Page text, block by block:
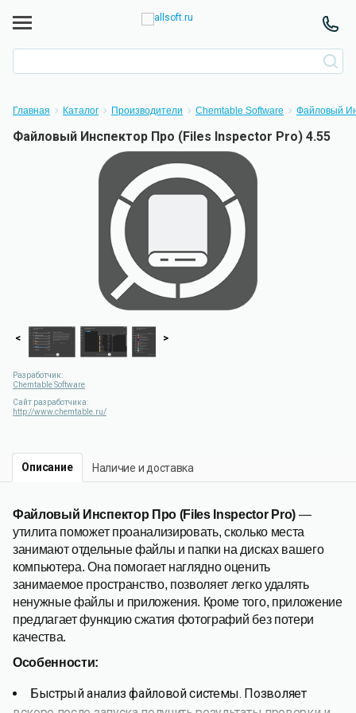
Главная Каталог Производители Chemtable Software Файловый
Файловый Инспектор Про (Files Inspector Pro) 4.55
< >
Разработчик:
Chemtable Software
Сайт разработчика:
http://www.chemtable.ru/
Описание Наличие и доставка
Файловый Инспектор Про (Files Inspector Pro)—
утилита поможет проанализировать, сколько места
занимают отдельные файлы и папки на дисках вашего
компьютера. Она помогает наглядно оценить
занимаемое пространство, позволяет легко удалять
ненужные файлы и приложения. Кроме того, приложение
предлагает функцию сжатия фотографий без потери
качества.
Особенности:
Быстрый анализ файловой системы. Позволяет